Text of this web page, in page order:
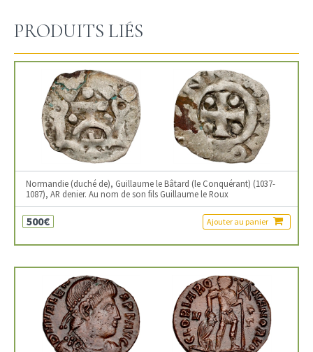
PRODUITS LIÉS
Normandie (duché de), Guillaume le Bâtard (le Conquérant) (1037-
1087), AR denier. Au nom de son fils Guillaume le Roux
500€ Ajouter au panier